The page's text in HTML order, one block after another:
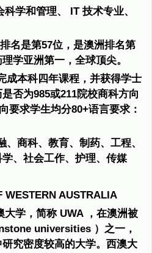
学和管理、 IT 技术专业、
名是第57位，是澳洲排名第
学亚洲第一，全球顶尖。
成本科四年课程，并获得学士
否为985或211院校商科方向
要求学生均分80+语言要求：
商科、教育、制药、工程、
、社会工作、护理、传媒
WESTERN AUSTRALIA
大学，简称 UWA ，在澳洲被
universities ）之一，
究密度较高的大学。西澳大